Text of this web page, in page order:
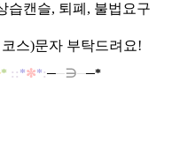
습캔슬, 퇴폐, 불법요구
스)문자 부탁드려요!
* :: *✼* :──∋──*